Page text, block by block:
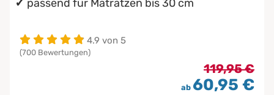
passend für Matratzen bis 30 cm
4.9 von 5
(700 Bewertungen)
119,95 €
ab 60,95 €